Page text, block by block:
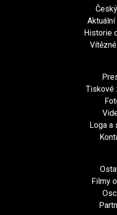
Aktuální
Historie
Tiskové
Loga a
Filmy